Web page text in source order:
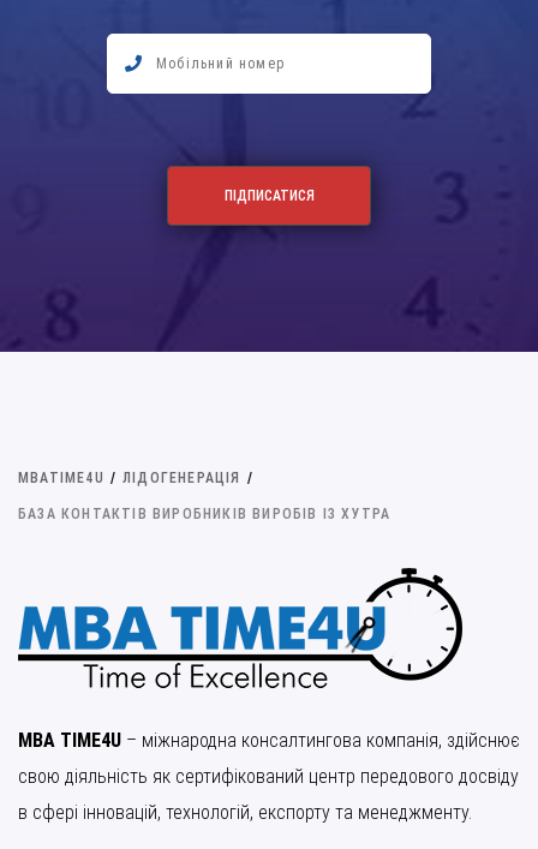
MBATIME4U / ЛІДОГЕНЕРАЦІЯ /
БАЗА КОНТАКТІВ ВИРОБНИКІВ ВИРОБІВ ІЗ ХУТРА
MBA TIME4U – міжнародна консалтингова компанія, здійснює
свою діяльність як сертифікований центр передового досвіду
в сфері інновацій, технологій, експорту та менеджменту.